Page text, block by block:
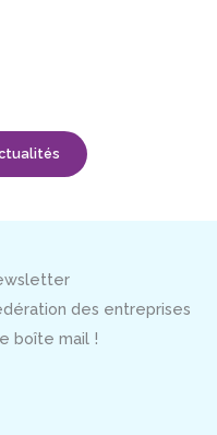
des entreprises
boîte mail !